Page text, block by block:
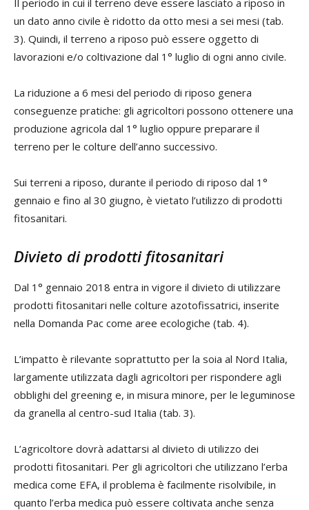
un dato anno civile è ridotto da otto mesi a sei mesi (tab.
3). Quindi, il terreno a riposo può essere oggetto di
lavorazioni e/o coltivazione dal 1° luglio di ogni anno civile.
La riduzione a 6 mesi del periodo di riposo genera
conseguenze pratiche: gli agricoltori possono ottenere una
produzione agricola dal 1° luglio oppure preparare il
terreno per le colture dell’anno successivo.
Sui terreni a riposo, durante il periodo di riposo dal 1°
gennaio e fino al 30 giugno, è vietato l’utilizzo di prodotti
fitosanitari.
Divieto di prodotti fitosanitari
Dal 1° gennaio 2018 entra in vigore il divieto di utilizzare
prodotti fitosanitari nelle colture azotofissatrici, inserite
nella Domanda Pac come aree ecologiche (tab. 4).
L’impatto è rilevante soprattutto per la soia al Nord Italia,
largamente utilizzata dagli agricoltori per rispondere agli
obblighi del greening e, in misura minore, per le leguminose
da granella al centro-sud Italia (tab. 3).
L’agricoltore dovrà adattarsi al divieto di utilizzo dei
prodotti fitosanitari. Per gli agricoltori che utilizzano l’erba
medica come EFA, il problema è facilmente risolvibile, in
quanto l’erba medica può essere coltivata anche senza